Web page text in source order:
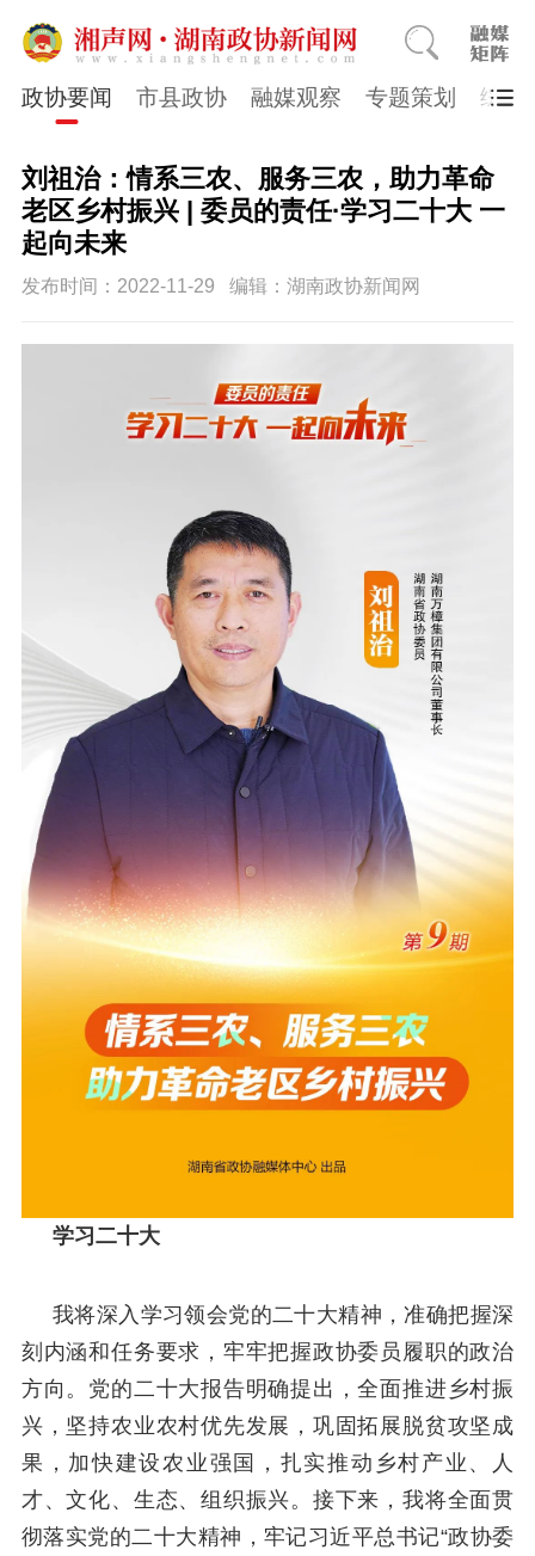
政协要闻 市县政协 融媒观察 专题策划 综合
刘祖治：情系三农、服务三农，助力革命
老区乡村振兴 | 委员的责任·学习二十大 一
起向未来
发布时间：2022-11-29 编辑：湖南政协新闻网
学习二十大
我将深入学习领会党的二十大精神，准确把握深
刻内涵和任务要求，牢牢把握政协委员履职的政治
方向。党的二十大报告明确提出，全面推进乡村振
兴，坚持农业农村优先发展，巩固拓展脱贫攻坚成
果，加快建设农业强国，扎实推动乡村产业、人
才、文化、生态、组织振兴。接下来，我将全面贯
彻落实党的二十大精神，牢记习近平总书记“政协委